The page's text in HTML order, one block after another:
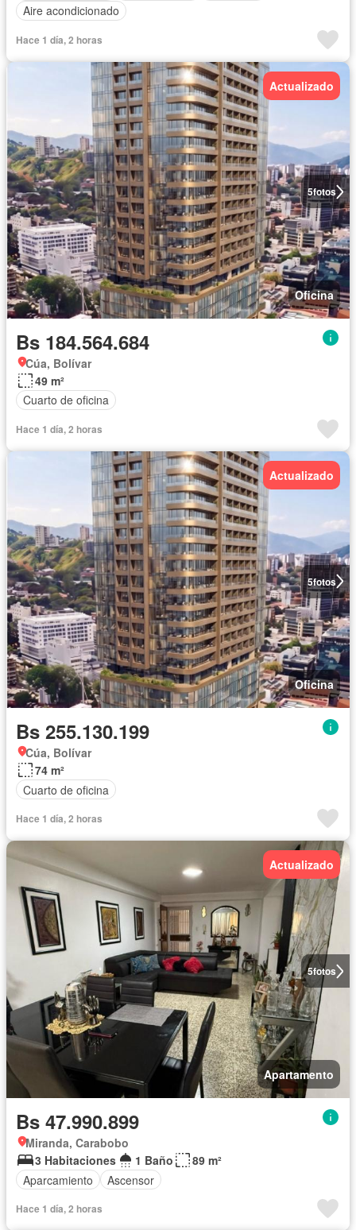
Aire acondicionado
Hace 1 día, 2 horas
5fotos
Actualizado
Oficina
Bs 184.564.684
Cúa, Bolívar
49 m²
Cuarto de oficina
Hace 1 día, 2 horas
5fotos
Actualizado
Oficina
Bs 255.130.199
Cúa, Bolívar
74 m²
Cuarto de oficina
Hace 1 día, 2 horas
5fotos
Actualizado
Apartamento
Bs 47.990.899
Miranda, Carabobo
3 Habitaciones
1 Baño
89 m²
Aparcamiento
Ascensor
Hace 1 día, 2 horas